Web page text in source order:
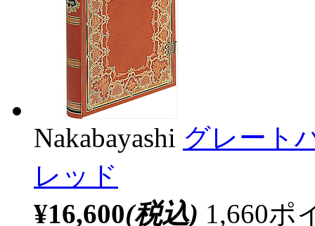
Nakabayashi グレート
レッド
¥16,600(税込) 1,660ポ